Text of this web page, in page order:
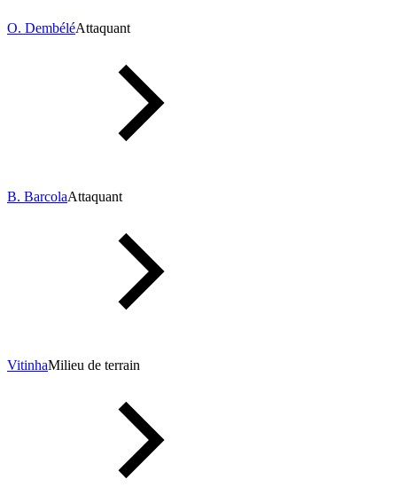
O. DembéléAttaquant
B. BarcolaAttaquant
VitinhaMilieu de terrain